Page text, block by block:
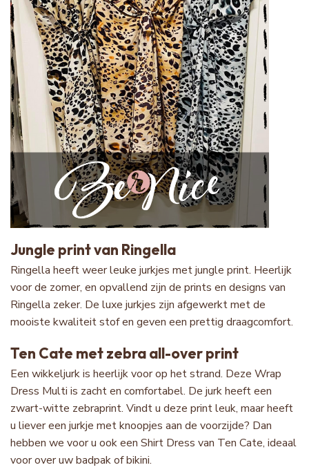
Jungle print van Ringella
Ringella heeft weer leuke jurkjes met jungle print. Heerlijk
voor de zomer, en opvallend zijn de prints en designs van
Ringella zeker. De luxe jurkjes zijn afgewerkt met de
mooiste kwaliteit stof en geven een prettig draagcomfort.
Ten Cate met zebra all-over print
Een wikkeljurk is heerlijk voor op het strand. Deze Wrap
Dress Multi is zacht en comfortabel. De jurk heeft een
zwart-witte zebraprint. Vindt u deze print leuk, maar heeft
u liever een jurkje met knoopjes aan de voorzijde? Dan
hebben we voor u ook een Shirt Dress van Ten Cate, ideaal
voor over uw badpak of bikini.